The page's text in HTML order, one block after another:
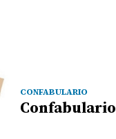
CONFABULARIO
Confabulario